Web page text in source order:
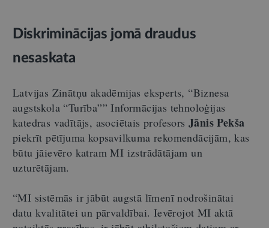
Diskriminācijas jomā draudus
nesaskata
Latvijas Zinātņu akadēmijas eksperts, “Biznesa
augstskola “Turība”” Informācijas tehnoloģijas
katedras vadītājs, asociētais profesors Jānis Pekša
piekrīt pētījuma kopsavilkuma rekomendācijām, kas
būtu jāievēro katram MI izstrādātājam un
uzturētājam.
“MI sistēmās ir jābūt augstā līmenī nodrošinātai
datu kvalitātei un pārvaldībai. Ievērojot MI aktā